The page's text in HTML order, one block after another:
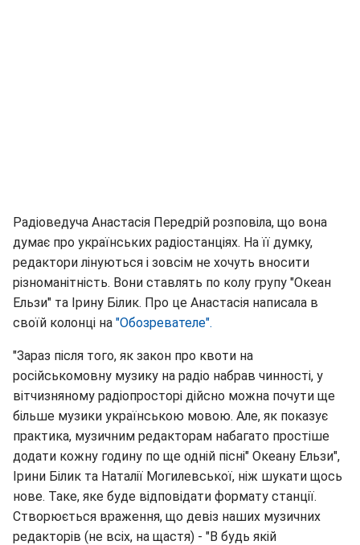
Радіоведуча Анастасія Передрій розповіла, що вона
думає про українських радіостанціях. На її думку,
редактори лінуються і зовсім не хочуть вносити
різноманітність. Вони ставлять по колу групу "Океан
Ельзи" та Ірину Білик. Про це Анастасія написала в
своїй колонці на "Обозревателе".
"Зараз після того, як закон про квоти на
російськомовну музику на радіо набрав чинності, у
вітчизняному радіопросторі дійсно можна почути ще
більше музики українською мовою. Але, як показує
практика, музичним редакторам набагато простіше
додати кожну годину по ще одній пісні" Океану Ельзи",
Ірини Білик та Наталії Могилевської, ніж шукати щось
нове. Таке, яке буде відповідати формату станції.
Створюється враження, що девіз наших музичних
редакторів (не всіх, на щастя) - "В будь якій